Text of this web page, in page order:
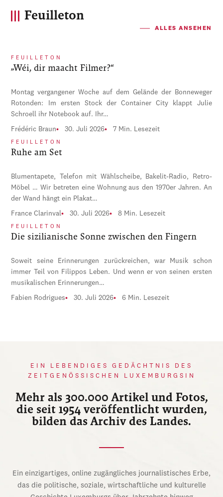
Feuilleton
ALLES ANSEHEN
FEUILLETON
„Wéi, dir maacht Filmer?“
Montag vergangener Woche auf dem Gelände der Bonneweger
Rotonden: Im ersten Stock der Container City klappt Julie
Schroell ihr Notebook auf. Ihr…
Frédéric Braun 30. Juli 2026 7 Min. Lesezeit
FEUILLETON
Ruhe am Set
Blumentapete, Telefon mit Wählscheibe, Bakelit-Radio, Retro-
Möbel … Wir betreten eine Wohnung aus den 1970er Jahren. An
der Wand hängt ein Plakat…
France Clarinval 30. Juli 2026 8 Min. Lesezeit
FEUILLETON
Die sizilianische Sonne zwischen den Fingern
Soweit seine Erinnerungen zurückreichen, war Musik schon
immer Teil von Filippos Leben. Und wenn er von seinen ersten
musikalischen Erinnerungen…
Fabien Rodrigues 30. Juli 2026 6 Min. Lesezeit
EIN LEBENDIGES GEDÄCHTNIS DES
ZEITGENÖSSISCHEN LUXEMBURGSIN
Mehr als 300.000 Artikel und Fotos,
die seit 1954 veröffentlicht wurden,
bilden das Archiv des Landes.
Ein einzigartiges, online zugängliches journalistisches Erbe,
das die politische, soziale, wirtschaftliche und kulturelle